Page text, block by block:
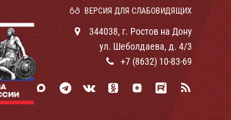
ВЕРСИЯ ДЛЯ СЛАБОВИДЯЩИХ
344038, г. Ростов на Дону
ул. Шеболдаева, д. 4/3
+7 (8632) 10-83-69